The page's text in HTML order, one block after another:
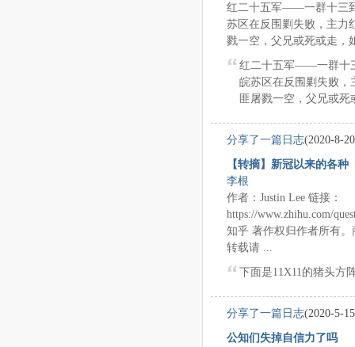
红二十五军——一群十三
苏区在反围剿失败，主力
戮一空，父兄或死或走，
红二十五军——一群十
皖苏区在反围剿失败，
匪屠戮一空，父兄或
分享了一篇日志(2020-8-
【转摘】新冠以来的各种
李根
作者：Justin Lee 链接：
https://www.zhihu.com/
知乎 著作权归作者所有
转载请 ...
下面是11X11的猪头方
分享了一篇日志(2020-5-
公知们失掉自信力了吗